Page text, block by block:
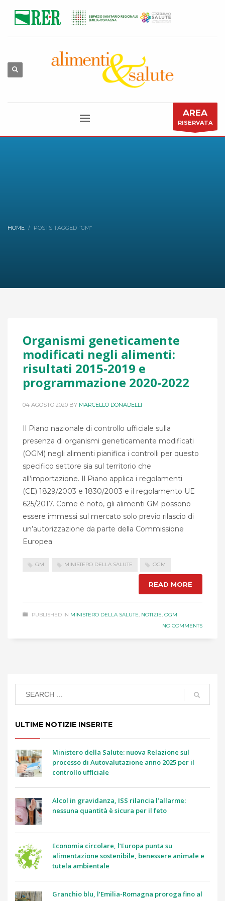
AREA
RISERVATA
HOME POSTS TAGGED "GM"
Organismi geneticamente
modificati negli alimenti:
risultati 2015-2019 e
programmazione 2020-2022
04 AGOSTO 2020 BY MARCELLO DONADELLI
Il Piano nazionale di controllo ufficiale sulla
presenza di organismi geneticamente modificati
(OGM) negli alimenti pianifica i controlli per questo
specifico settore sia sul territorio che
all’importazione. Il Piano applica i regolamenti
(CE) 1829/2003 e 1830/2003 e il regolamento UE
625/2017. Come è noto, gli alimenti GM possono
essere immessi sul mercato solo previo rilascio di
un’autorizzazione da parte della Commissione
Europea
GM MINISTERO DELLA SALUTE OGM
READ MORE
PUBLISHED IN MINISTERO DELLA SALUTE, NOTIZIE, OGM
NO COMMENTS
ULTIME NOTIZIE INSERITE
Ministero della Salute: nuova Relazione sul
processo di Autovalutazione anno 2025 per il
controllo ufficiale
Alcol in gravidanza, ISS rilancia l’allarme:
nessuna quantità è sicura per il feto
Economia circolare, l’Europa punta su
alimentazione sostenibile, benessere animale e
tutela ambientale
Granchio blu, l’Emilia-Romagna proroga fino al